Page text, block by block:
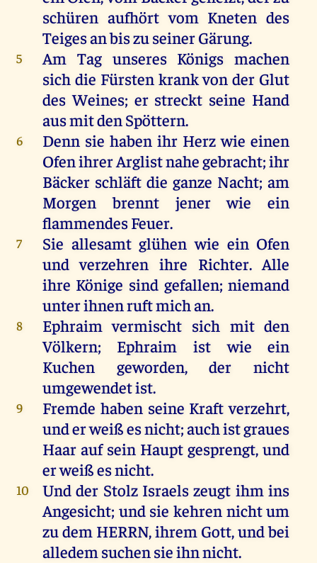
schüren aufhört vom Kneten des
TeigesanbiszuseinerGärung.
5 Am Tag unseres Königs machen
sich die Fürsten krank von der Glut
desWeines; er streckt seine Hand
ausmitdenSpöttern.
6 Denn sie haben ihr Herz wie einen
OfenihrerArglistnahegebracht;ihr
Bäcker schläft die ganze Nacht;am
Morgen
brennt jener wie
ein
flammendesFeuer.
7 Sie allesamtglühenwie ein Ofen
und verzehren ihre Richter.Alle
ihre Könige sind gefallen;niemand
unterihnenruftmichan.
8 Ephraim vermischt sich mit den
Völkern; Ephraim ist wie
ein
Kuchen
geworden,der
nicht
umgewendetist.
9 Fremde haben seine Kraft verzehrt,
underweißesnicht;auchistgraues
Haar auf sein Haupt gesprengt,und
erweißesnicht.
10 Und der Stolz Israels zeugt ihm ins
Angesicht; und sie kehren nichtum
zudem HERRN,ihrem Gott,undbei
alledem suchensieihnnicht.